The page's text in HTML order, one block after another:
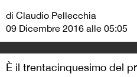
di Claudio Pellecchia
09 Dicembre 2016 alle 05:05
È il trentacinquesimo del